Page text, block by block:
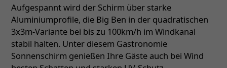
Aufgespannt wird der Schirm über starke
Aluminiumprofile, die Big Ben in der quadratischen
3x3m-Variante bei bis zu 100km/h im Windkanal
stabil halten. Unter diesem Gastronomie
Sonnenschirm genießen Ihre Gäste auch bei Wind